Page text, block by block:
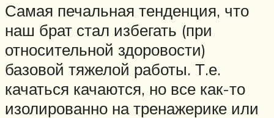
Самая печальная тенденция, что
наш брат стал избегать (при
относительной здоровости)
базовой тяжелой работы. Т.е.
качаться качаются, но все как-то
изолированно на тренажерике или